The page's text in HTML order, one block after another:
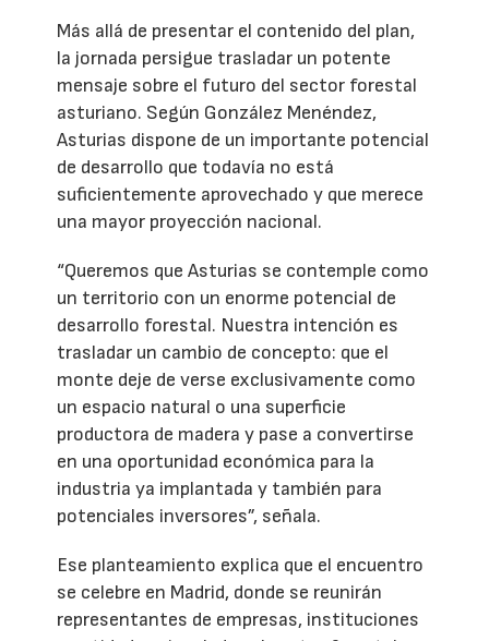
Más allá de presentar el contenido del plan,
la jornada persigue trasladar un potente
mensaje sobre el futuro del sector forestal
asturiano. Según González Menéndez,
Asturias dispone de un importante potencial
de desarrollo que todavía no está
suficientemente aprovechado y que merece
una mayor proyección nacional.
“Queremos que Asturias se contemple como
un territorio con un enorme potencial de
desarrollo forestal. Nuestra intención es
trasladar un cambio de concepto: que el
monte deje de verse exclusivamente como
un espacio natural o una superficie
productora de madera y pase a convertirse
en una oportunidad económica para la
industria ya implantada y también para
potenciales inversores”, señala.
Ese planteamiento explica que el encuentro
se celebre en Madrid, donde se reunirán
representantes de empresas, instituciones